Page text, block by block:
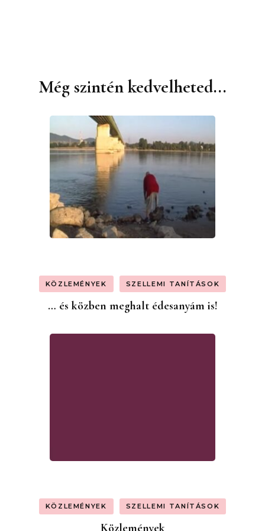
Bejegyzések
navigációja
Még szintén kedvelheted...
KÖZLEMÉNYEK SZELLEMI TANÍTÁSOK
… és közben meghalt édesanyám is!
KÖZLEMÉNYEK SZELLEMI TANÍTÁSOK